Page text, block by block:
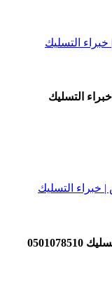
التسليك